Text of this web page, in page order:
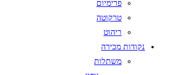
פרימיום
טרקוטה
ריהוט
נקודות מכירה
משתלות